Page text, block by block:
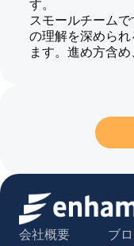
す。
スモールチーム
の理解を深めら
ます。進め方含
会社概要
ブ